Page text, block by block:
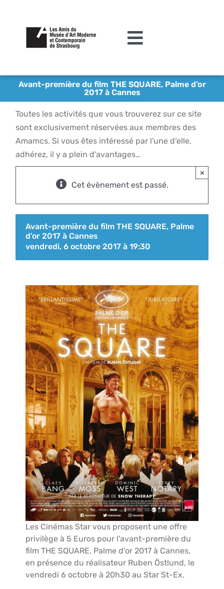
contenu
Toggle
L’association
Agenda
Actualités
Acquisitions et mécénat
Editions
Contact
Avant-première du film THE SQUARE, Palme d’or
2017 à Cannes
Toutes les activités que vous trouverez sur ce site
sont exclusivement réservées aux membres des
Amamcs. Si vous êtes intéressé par l'une d'elle,
adhérez, il y a plein d'avantages…
Cet évènement est passé.
×
Avant-première du film THE SQUARE, Palme
d’or 2017 à Cannes
vendredi, 6 octobre 2017 à 19:30
Les Cinémas Star vous proposent une offre
privilège à 5 Euros pour l’avant-première du
film THE SQUARE, Palme d’or 2017 à Cannes,
en présence du réalisateur Ruben Östlund, le
vendredi 6 octobre à 20h30 au Star St-Ex.